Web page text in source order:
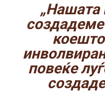
„Нашата
повеќе